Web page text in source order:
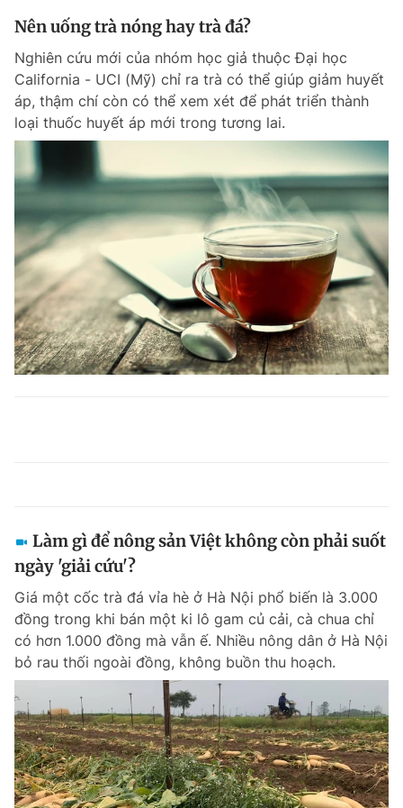
Nên uống trà nóng hay trà đá?
Nghiên cứu mới của nhóm học giả thuộc Đại học
California - UCI (Mỹ) chỉ ra trà có thể giúp giảm huyết
áp, thậm chí còn có thể xem xét để phát triển thành
loại thuốc huyết áp mới trong tương lai.
Làm gì để nông sản Việt không còn phải suốt
ngày 'giải cứu'?
Giá một cốc trà đá vỉa hè ở Hà Nội phổ biến là 3.000
đồng trong khi bán một ki lô gam củ cải, cà chua chỉ
có hơn 1.000 đồng mà vẫn ế. Nhiều nông dân ở Hà Nội
bỏ rau thối ngoài đồng, không buồn thu hoạch.